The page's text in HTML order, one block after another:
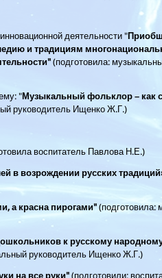
деятельности "П
и традициям
(подготовила:
"Музыкальный фольклор – как
руководитель Ищенко Ж.Г.)
воспитатель Павлова Н.Е.)
в возрождении русских
а красна пирогами"(подготовила:
к русскому
руководитель Ищенко Ж.Г.)